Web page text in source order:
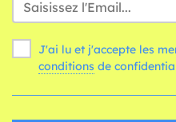
J'ai lu et j'accepte les
conditions de